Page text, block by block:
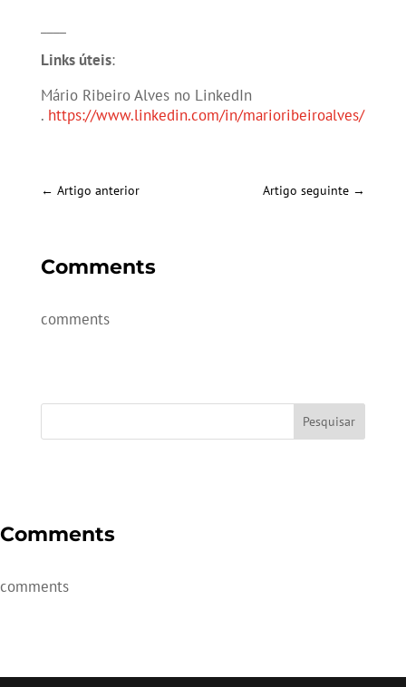
Links úteis:
Mário Ribeiro Alves no LinkedIn
. https://www.linkedin.com/in/marioribeiroalves/
← Artigo anterior Artigo seguinte →
Comments
comments
Comments
comments